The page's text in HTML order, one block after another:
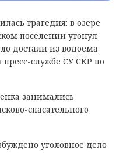
трагедия: в озере
поселении утонул
достали из водоема
пресс-службе СУ СКР по
занимались
спасательного
уголовное дело